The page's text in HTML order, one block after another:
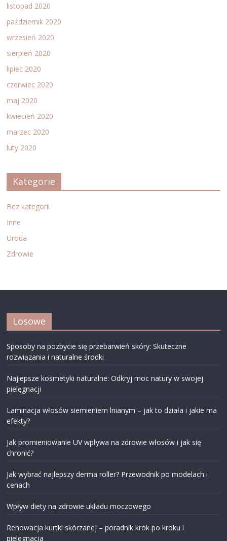
listopad 2020
październik 2020
wrzesień 2020
sierpień 2020
lipiec 2020
czerwiec 2020
maj 2020
kwiecień 2020
marzec 2020
luty 2020
Kategorie
Bez kategorii
Inne
Uroda
Zdrowie
Losowe
Sposoby na pozbycie się przebarwień skóry: Skuteczne
rozwiązania i naturalne środki
Najlepsze kosmetyki naturalne: Odkryj moc natury w swojej
pielęgnacji
Laminacja włosów siemieniem lnianym – jak to działa i jakie ma
efekty?
Jak promieniowanie UV wpływa na zdrowie włosów i jak się
chronić?
Jak wybrać najlepszy derma roller? Przewodnik po modelach i
cenach
Wpływ diety na zdrowie układu moczowego
Renowacja kurtki skórzanej – poradnik krok po kroku i
pielęgnacja